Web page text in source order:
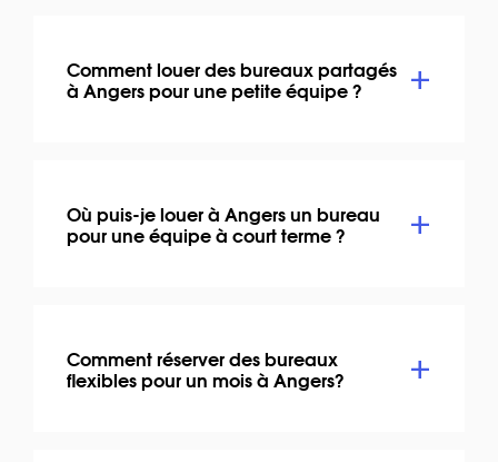
Comment louer des bureaux partagés
à Angers pour une petite équipe ?
Où puis-je louer à Angers un bureau
pour une équipe à court terme ?
Comment réserver des bureaux
flexibles pour un mois à Angers?